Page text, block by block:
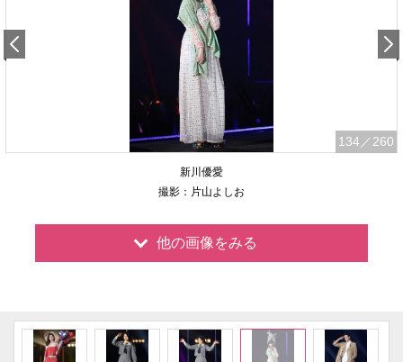
134 ／260
新川優愛
撮影：片山よしお
他の画像をみる